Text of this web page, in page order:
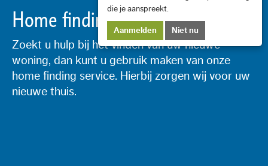
Home finding
Zoekt u hulp bij het vinden van uw nieuwe
woning, dan kunt u gebruik maken van onze
home finding service. Hierbij zorgen wij voor uw
nieuwe thuis.
die je aanspreekt.
Aanmelden Niet nu